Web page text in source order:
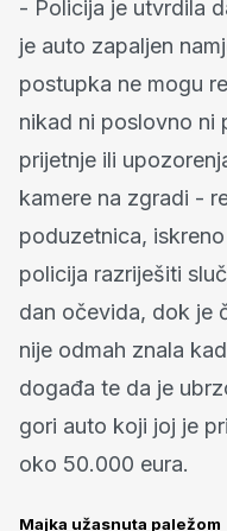
- Policija je utvrdila
je auto zapaljen
postupka ne mogu
nikad ni poslovno ni
prijetnje ili
kamere na zgradi -
poduzetnica,
policija razriješiti
dan očevida, dok je
nije odmah znala
događa te da je
gori auto koji joj je
oko 50.000 eura.
Majka užasnuta paležom